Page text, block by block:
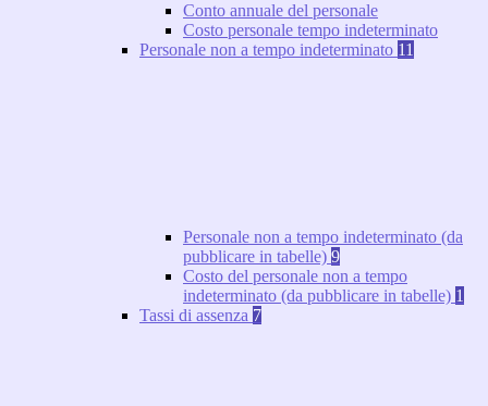
Conto annuale del personale
Costo personale tempo indeterminato
Personale non a tempo indeterminato 11
Personale non a tempo indeterminato (da
pubblicare in tabelle) 9
Costo del personale non a tempo
indeterminato (da pubblicare in tabelle) 1
Tassi di assenza 7